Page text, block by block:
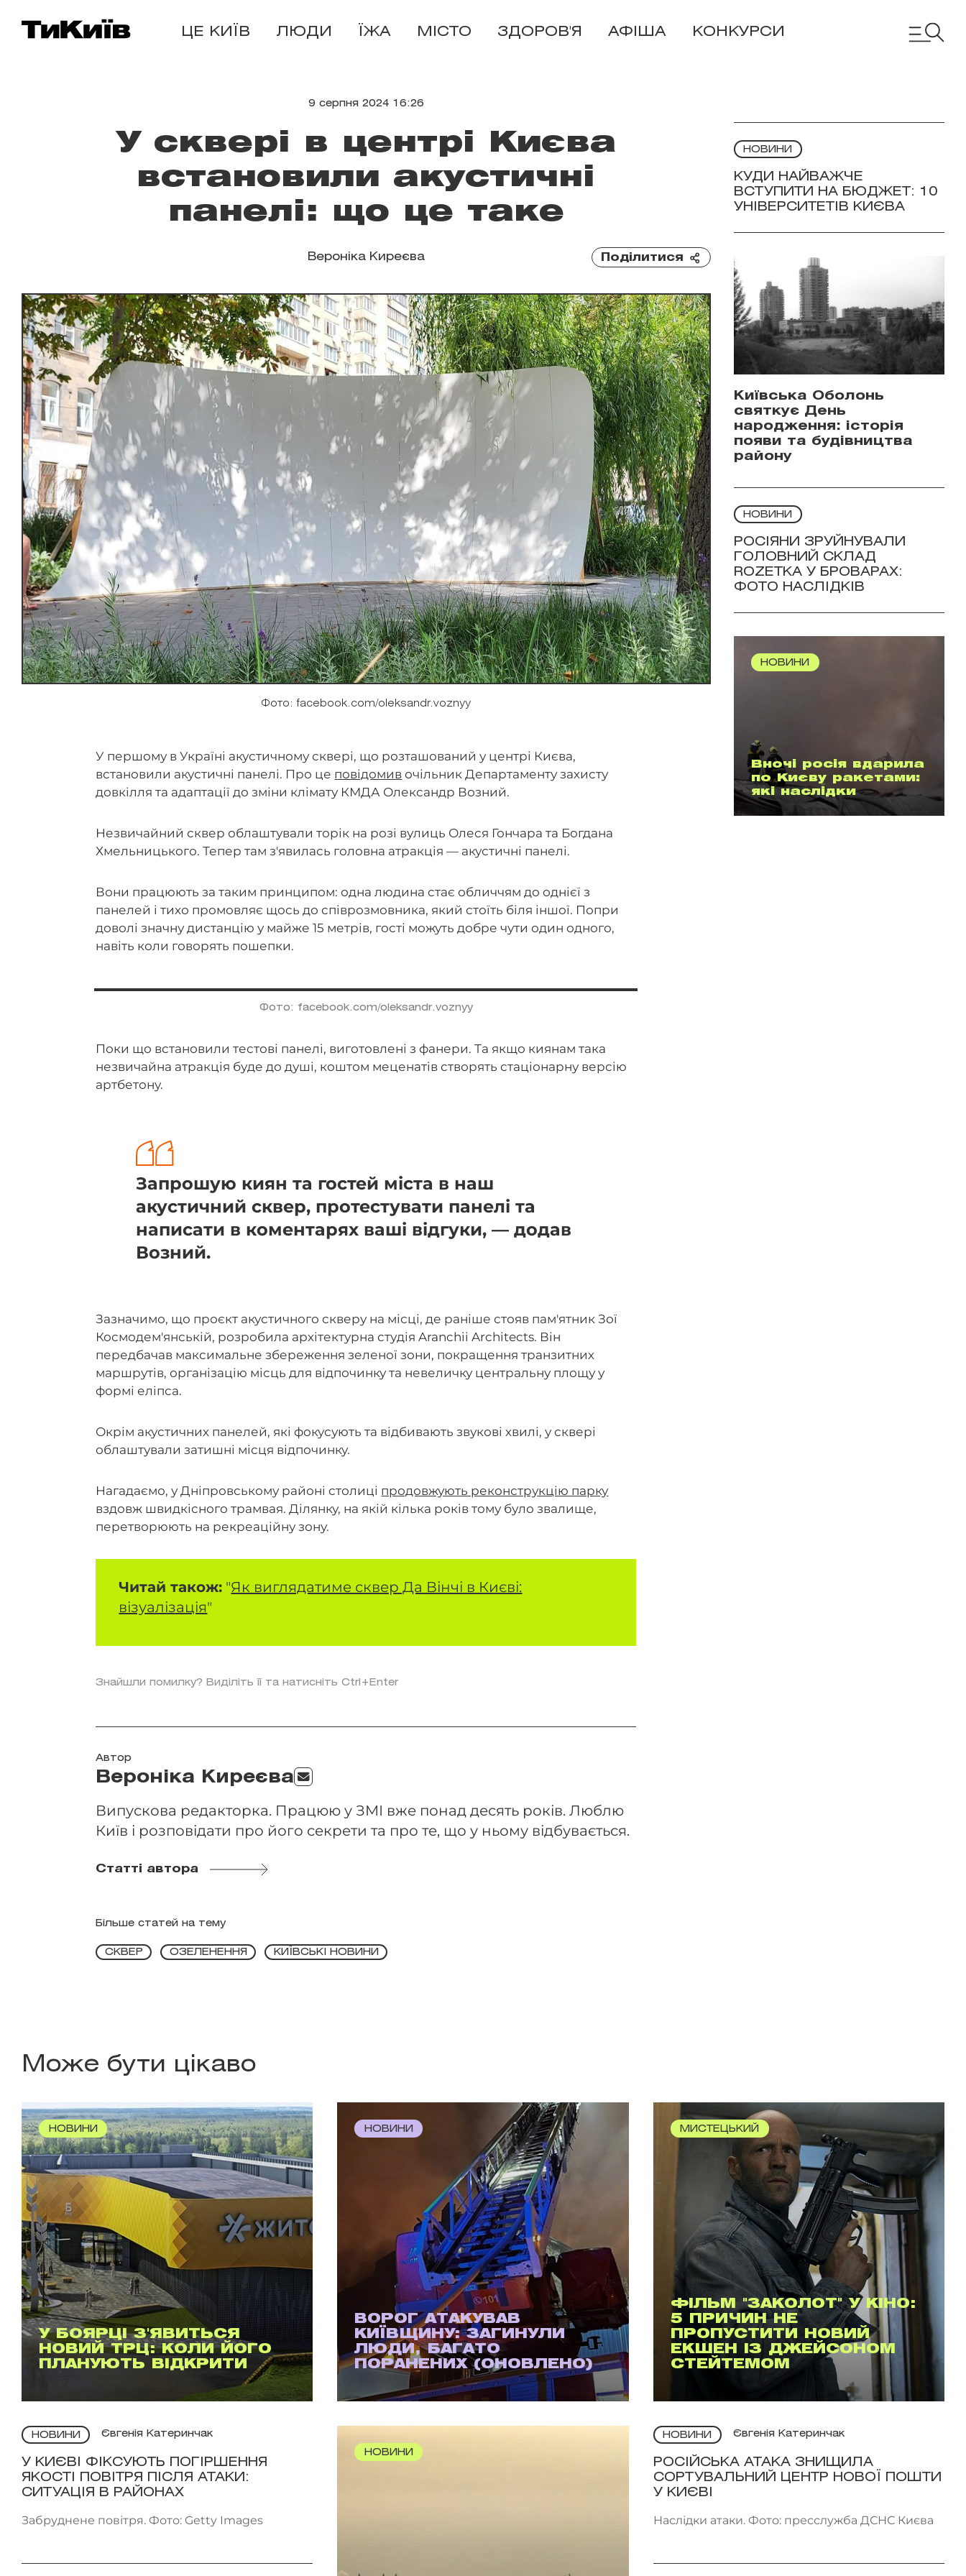
ЦЕ КИЇВ ЛЮДИ ЇЖА МІСТО ЗДОРОВ'Я АФІША КОНКУРСИ
9 серпня 2024 16:26
У сквері в центрі Києва
встановили акустичні
панелі: що це таке
Вероніка Киреєва Поділитися
Фото: facebook.com/oleksandr.voznyy
У першому в Україні акустичному сквері, що розташований у центрі Києва,
встановили акустичні панелі. Про це повідомив очільник Департаменту захисту
довкілля та адаптації до зміни клімату КМДА Олександр Возний.
Незвичайний сквер облаштували торік на розі вулиць Олеся Гончара та Богдана
Хмельницького. Тепер там з'явилась головна атракція — акустичні панелі.
Вони працюють за таким принципом: одна людина стає обличчям до однієї з
панелей і тихо промовляє щось до співрозмовника, який стоїть біля іншої. Попри
доволі значну дистанцію у майже 15 метрів, гості можуть добре чути один одного,
навіть коли говорять пошепки.
Фото: facebook.com/oleksandr.voznyy
Поки що встановили тестові панелі, виготовлені з фанери. Та якщо киянам така
незвичайна атракція буде до душі, коштом меценатів створять стаціонарну версію
артбетону.
Запрошую киян та гостей міста в наш
акустичний сквер, протестувати панелі та
написати в коментарях ваші відгуки, — додав
Возний.
Зазначимо, що проєкт акустичного скверу на місці, де раніше стояв пам'ятник Зої
Космодем'янській, розробила архітектурна студія Aranchii Architects. Він
передбачав максимальне збереження зеленої зони, покращення транзитних
маршрутів, організацію місць для відпочинку та невеличку центральну площу у
формі еліпса.
Окрім акустичних панелей, які фокусують та відбивають звукові хвилі, у сквері
облаштували затишні місця відпочинку.
Нагадаємо, у Дніпровському районі столиці продовжують реконструкцію парку
вздовж швидкісного трамвая. Ділянку, на якій кілька років тому було звалище,
перетворюють на рекреаційну зону.
Читай також: "Як виглядатиме сквер Да Вінчі в Києві:
візуалізація"
Знайшли помилку? Виділіть її та натисніть Ctrl+Enter
Автор
Вероніка Киреєва
Випускова редакторка. Працюю у ЗМІ вже понад десять років. Люблю
Київ і розповідати про його секрети та про те, що у ньому відбувається.
Статті автора
Більше статей на тему
СКВЕР ОЗЕЛЕНЕННЯ КИЇВСЬКІ НОВИНИ
НОВИНИ
КУДИ НАЙВАЖЧЕ
ВСТУПИТИ НА БЮДЖЕТ: 10
УНІВЕРСИТЕТІВ КИЄВА
Київська Оболонь
святкує День
народження: історія
появи та будівництва
району
НОВИНИ
РОСІЯНИ ЗРУЙНУВАЛИ
ГОЛОВНИЙ СКЛАД
ROZETKA У БРОВАРАХ:
ФОТО НАСЛІДКІВ
НОВИНИ
Вночі росія вдарила
по Києву ракетами:
які наслідки
Може бути цікаво
НОВИНИ
У БОЯРЦІ З'ЯВИТЬСЯ
НОВИЙ ТРЦ: КОЛИ ЙОГО
ПЛАНУЮТЬ ВІДКРИТИ
НОВИНИ
ВОРОГ АТАКУВАВ
КИЇВЩИНУ: ЗАГИНУЛИ
ЛЮДИ, БАГАТО
ПОРАНЕНИХ (ОНОВЛЕНО)
МИСТЕЦЬКИЙ
ФІЛЬМ "ЗАКОЛОТ" У КІНО:
5 ПРИЧИН НЕ
ПРОПУСТИТИ НОВИЙ
ЕКШЕН ІЗ ДЖЕЙСОНОМ
СТЕЙТЕМОМ
НОВИНИ Євгенія Катеринчак
У КИЄВІ ФІКСУЮТЬ ПОГІРШЕННЯ
ЯКОСТІ ПОВІТРЯ ПІСЛЯ АТАКИ:
СИТУАЦІЯ В РАЙОНАХ
Забруднене повітря. Фото: Getty Images
НОВИНИ
НОВИНИ Євгенія Катеринчак
РОСІЙСЬКА АТАКА ЗНИЩИЛА
СОРТУВАЛЬНИЙ ЦЕНТР НОВОЇ ПОШТИ
У КИЄВІ
Наслідки атаки. Фото: пресслужба ДСНС Києва